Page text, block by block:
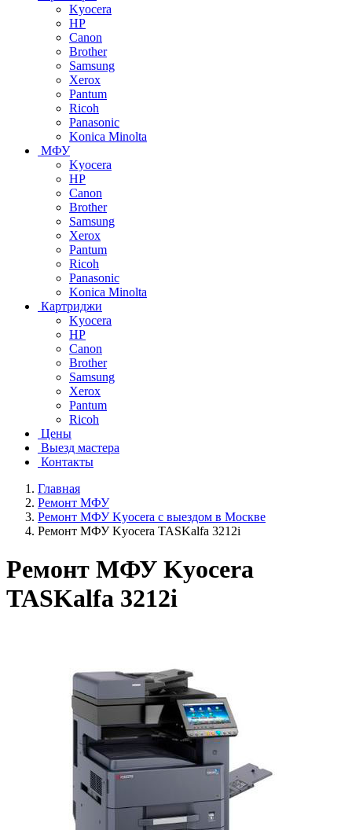
Kyocera
HP
Canon
Brother
Samsung
Xerox
Pantum
Ricoh
Panasonic
Konica Minolta
МФУ
Kyocera
HP
Canon
Brother
Samsung
Xerox
Pantum
Ricoh
Panasonic
Konica Minolta
Картриджи
Kyocera
HP
Canon
Brother
Samsung
Xerox
Pantum
Ricoh
Цены
Выезд мастера
Контакты
Главная
Ремонт МФУ
Ремонт МФУ Kyocera с выездом в Москве
Ремонт МФУ Kyocera TASKalfa 3212i
Ремонт МФУ Kyocera
TASKalfa 3212i